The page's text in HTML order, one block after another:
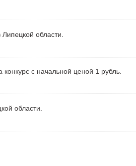
области.
с начальной ценой 1 рубль.
области.